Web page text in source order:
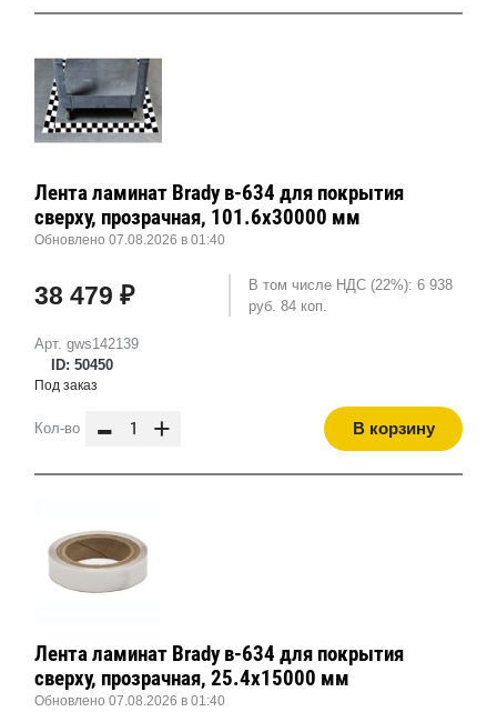
Арт. gws142139
ID: 50450
Лента ламинат Brady в-634 для покрытия
сверху, прозрачная, 101.6x30000 мм
Обновлено 07.08.2026 в 01:40
38 479 ₽
В том числе НДС (22%): 6 938
руб. 84 коп.
Под заказ
Кол-во - + В корзину
Лента ламинат Brady в-634 для покрытия
сверху, прозрачная, 25.4x15000 мм
Обновлено 07.08.2026 в 01:40